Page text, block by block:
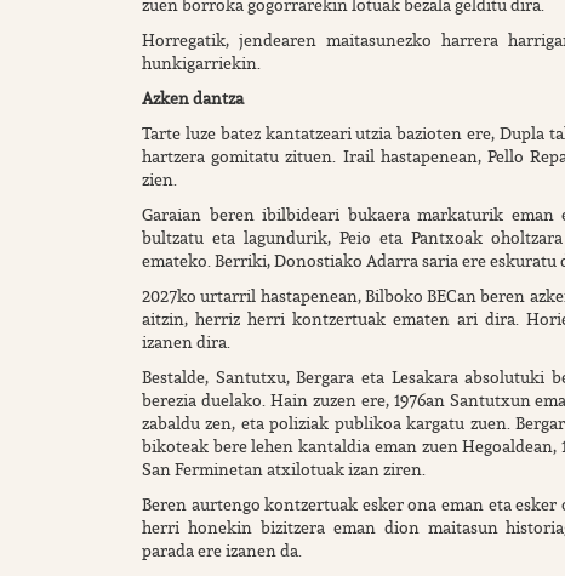
zuen borroka gogorrarekin lotuak bezala gelditu dira.
Horregatik, jendearen maitasunezko harrera
hunkigarriekin.
Azken dantza
Tarte luze batez kantatzeari utzia bazioten ere, Dupla
hartzera gomitatu zituen. Irail hastapenean, Pello
zien.
Garaian beren ibilbideari bukaera markaturik eman
bultzatu eta lagundurik, Peio eta Pantxoak
emateko. Berriki, Donostiako Adarra saria ere
2027ko urtarril hastapenean, Bilboko BECan beren
aitzin, herriz herri kontzertuak ematen ari dira.
izanen dira.
Bestalde, Santutxu, Bergara eta Lesakara
berezia duelako. Hain zuzen ere, 1976an Santutxun
zabaldu zen, eta poliziak publikoa kargatu zuen.
bikoteak bere lehen kantaldia eman zuen Hegoaldean,
San Ferminetan atxilotuak izan ziren.
Beren aurtengo kontzertuak esker ona eman eta
herri honekin bizitzera eman dion maitasun
parada ere izanen da.